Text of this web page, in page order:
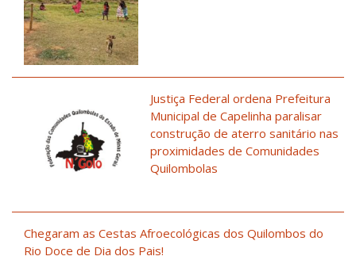
Justiça Federal ordena Prefeitura
Municipal de Capelinha paralisar
construção de aterro sanitário nas
proximidades de Comunidades
Quilombolas
Chegaram as Cestas Afroecológicas dos Quilombos do
Rio Doce de Dia dos Pais!